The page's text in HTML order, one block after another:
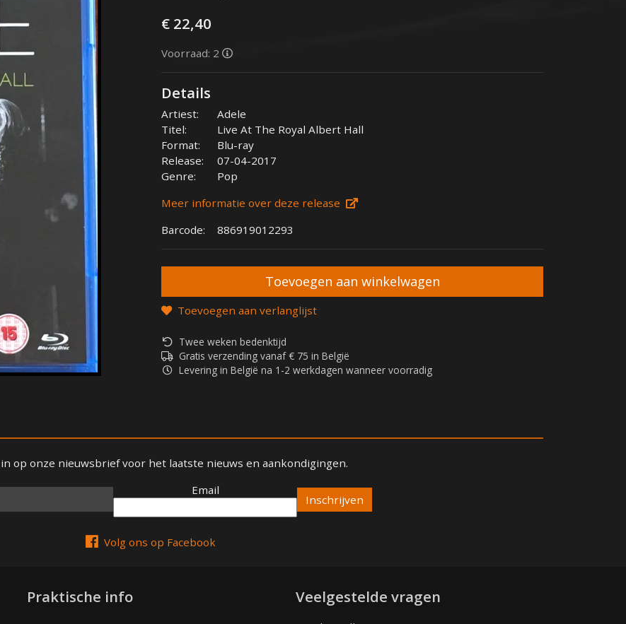
€ 22,40
Voorraad: 2
Details
Artiest:
Adele
Titel:
Live At The Royal Albert Hall
Format:
Blu-ray
Release:
07-04-2017
Genre:
Pop
Meer informatie over deze release
Barcode:
886919012293
Toevoegen aan verlanglijst
Twee weken bedenktijd
Gratis verzending vanaf € 75 in België
Levering in België na 1-2 werkdagen wanneer voorradig
op onze nieuwsbrief voor het laatste nieuws en aankondigingen.
Email
Email
Volg ons op Facebook
Praktische info Veelgestelde vragen